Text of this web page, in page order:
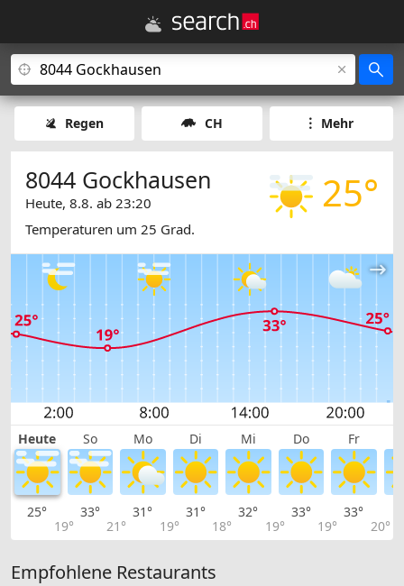
Regen CH Mehr
25°
8044 Gockhausen
Heute, 8.8. ab 23:20
Temperaturen um 25 Grad.
Heute So Mo Di Mi Do Fr
25°
19°
33°
21°
31°
19°
31°
18°
32°
19°
33°
19°
33°
20°
Empfohlene Restaurants